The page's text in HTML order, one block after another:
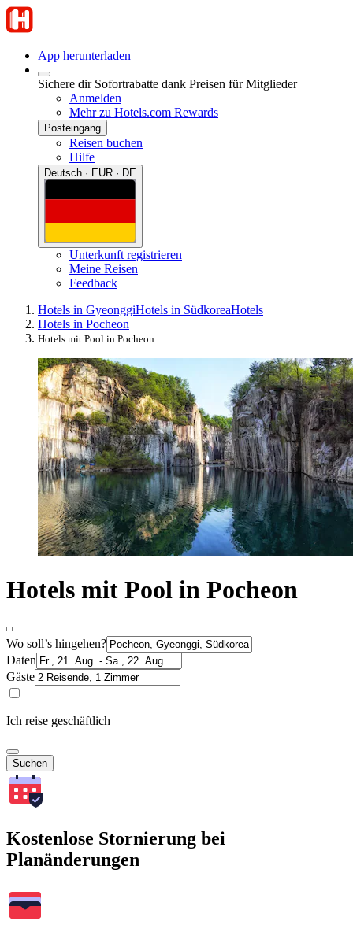
App herunterladen
Sichere dir Sofortrabatte dank Preisen für Mitglieder
Anmelden
Mehr zu Hotels.com Rewards
Posteingang
Reisen buchen
Hilfe
Deutsch · EUR · DE
Unterkunft registrieren
Meine Reisen
Feedback
Hotels in GyeonggiHotels in SüdkoreaHotels
Hotels in Pocheon
Hotels mit Pool in Pocheon
Hotels mit Pool in Pocheon
Wo soll’s hingehen?
Daten
Gäste
Ich reise geschäftlich
Suchen
Kostenlose Stornierung bei
Planänderungen